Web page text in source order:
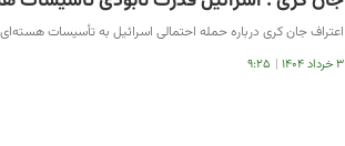
اعتراف جان کری درباره حمله احتمالی اسرائیل به تأسیسات هسته‌ای
۳ خرداد ۱۴۰۴ | ۹:۲۵